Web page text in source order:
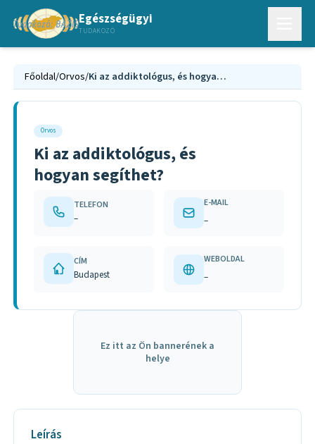
Egészségügyi
TUDAKOZÓ
Főoldal/Orvos/ Ki az addiktológus, és hogyan segíthet?
Orvos
Ki az addiktológus, és
hogyan segíthet?
TELEFON
–
E-MAIL
–
CÍM
Budapest
WEBOLDAL
–
Ez itt az Ön bannerének a
helye
Leírás